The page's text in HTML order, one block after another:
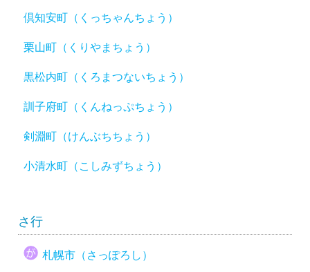
倶知安町（くっちゃんちょう）
栗山町（くりやまちょう）
黒松内町（くろまつないちょう）
訓子府町（くんねっぷちょう）
剣淵町（けんぶちちょう）
小清水町（こしみずちょう）
さ行
札幌市（さっぽろし）